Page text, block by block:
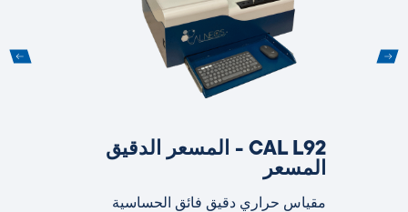
CAL L92 - المسعر الدقيق
المسعر
مقياس حراري دقيق فائق الحساسية